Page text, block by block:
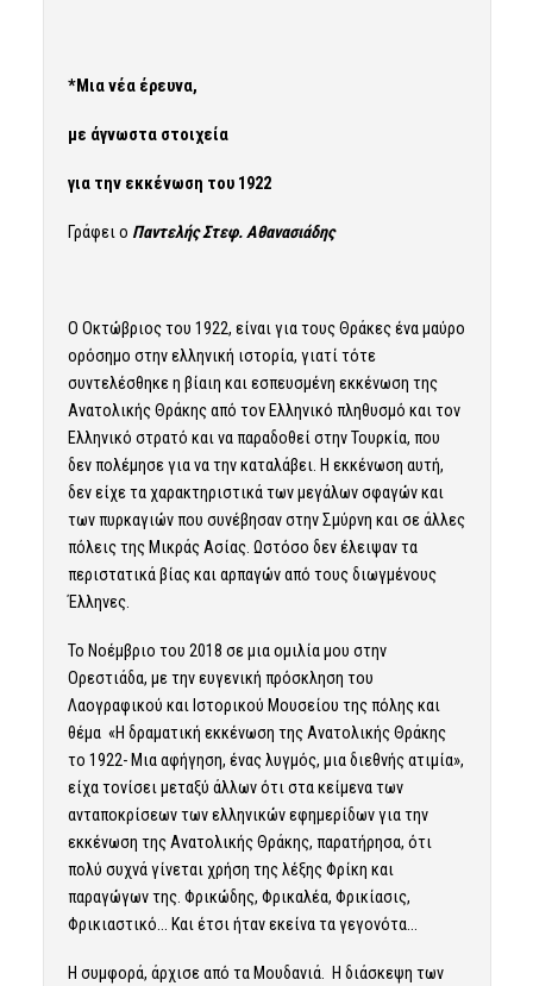
*Μια νέα έρευνα,
με άγνωστα στοιχεία
για την εκκένωση του 1922
Γράφει ο Παντελής Στεφ. Αθανασιάδης
Ο Οκτώβριος του 1922, είναι για τους Θράκες ένα μαύρο
ορόσημο στην ελληνική ιστορία, γιατί τότε
συντελέσθηκε η βίαιη και εσπευσμένη εκκένωση της
Ανατολικής Θράκης από τον Ελληνικό πληθυσμό και τον
Ελληνικό στρατό και να παραδοθεί στην Τουρκία, που
δεν πολέμησε για να την καταλάβει. Η εκκένωση αυτή,
δεν είχε τα χαρακτηριστικά των μεγάλων σφαγών και
των πυρκαγιών που συνέβησαν στην Σμύρνη και σε άλλες
πόλεις της Μικράς Ασίας. Ωστόσο δεν έλειψαν τα
περιστατικά βίας και αρπαγών από τους διωγμένους
Έλληνες.
Το Νοέμβριο του 2018 σε μια ομιλία μου στην
Ορεστιάδα, με την ευγενική πρόσκληση του
Λαογραφικού και Ιστορικού Μουσείου της πόλης και
θέμα «Η δραματική εκκένωση της Ανατολικής Θράκης
το 1922- Μια αφήγηση, ένας λυγμός, μια διεθνής ατιμία»,
είχα τονίσει μεταξύ άλλων ότι στα κείμενα των
ανταποκρίσεων των ελληνικών εφημερίδων για την
εκκένωση της Ανατολικής Θράκης, παρατήρησα, ότι
πολύ συχνά γίνεται χρήση της λέξης Φρίκη και
παραγώγων της. Φρικώδης, Φρικαλέα, Φρικίασις,
Φρικιαστικό… Και έτσι ήταν εκείνα τα γεγονότα…
Η συμφορά, άρχισε από τα Μουδανιά. Η διάσκεψη των